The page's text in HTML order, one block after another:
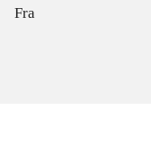
Fra